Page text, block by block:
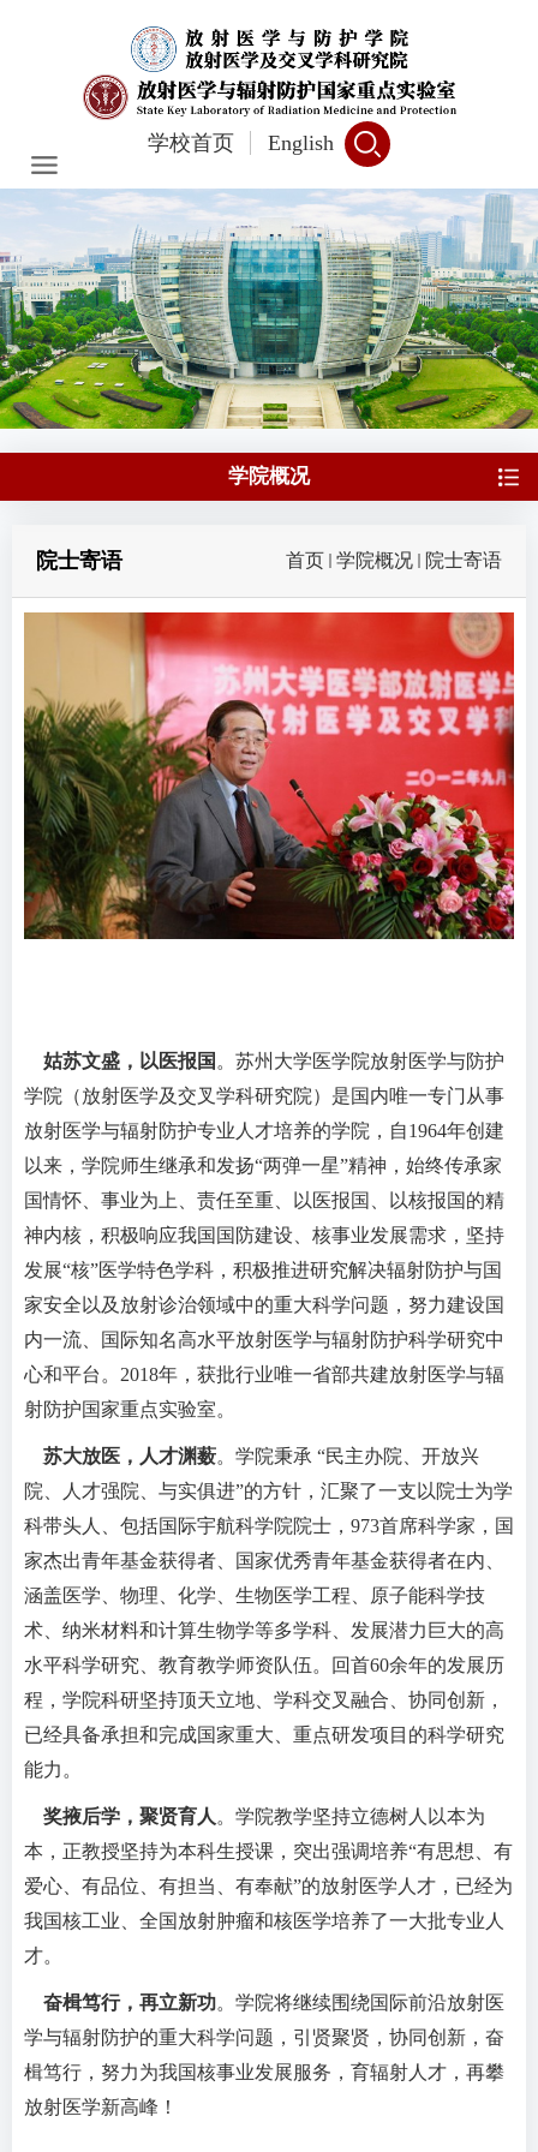
学校首页 English
学院概况
首页 学院概况 院士寄语
院士寄语
姑苏文盛，以医报国 。苏州大学医学院放射医学与防护
学院（放射医学及交叉学科研究院）是国内唯一专门从事
放射医学与辐射防护专业人才培养的学院，自1964年创建
以来，学院师生继承和发扬“两弹一星”精神，始终传承家
国情怀、事业为上、责任至重、以医报国、以核报国的精
神内核，积极响应我国国防建设、核事业发展需求，坚持
发展“核”医学特色学科，积极推进研究解决辐射防护与国
家安全以及放射诊治领域中的重大科学问题，努力建设国
内一流、国际知名高水平放射医学与辐射防护科学研究中
心和平台。2018年，获批行业唯一省部共建放射医学与辐
射防护国家重点实验室。
苏大放医，人才渊薮。学院秉承 “民主办院、开放兴
院、人才强院、与实俱进”的方针，汇聚了一支以院士为学
科带头人、包括国际宇航科学院院士，973首席科学家，国
家杰出青年基金获得者、国家优秀青年基金获得者在内、
涵盖医学、物理、化学、生物医学工程、原子能科学技
术、纳米材料和计算生物学等多学科、发展潜力巨大的高
水平科学研究、教育教学师资队伍。
回首60余年的发展历
程，学院科研坚持顶天立地、学科交叉融合、协同创新，
已经具备承担和完成国家重大、重点研发项目的科学研究
能力。
奖掖后学，聚贤育人 。学院教学坚持立德树人以本为
本，正教授坚持为本科生授课，突出强调培养“有思想、有
爱心、有品位、有担当、有奉献”的放射医学人才，已经为
我国核工业、全国放射肿瘤和核医学培养了一大批专业人
才。
奋楫笃行，再立新功。学院将继续围绕国际前沿放射医
学与辐射防护的重大科学问题，引贤聚贤，协同创新，奋
楫笃行，努力为我国核事业发展服务，育辐射人才，再攀
放射医学新高峰！